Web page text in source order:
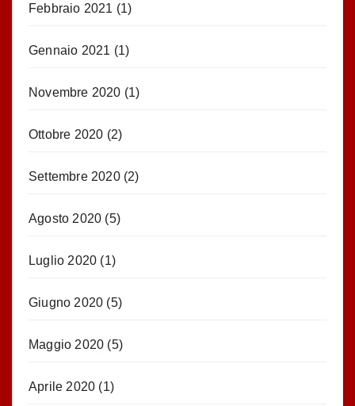
Febbraio 2021 (1)
Gennaio 2021 (1)
Novembre 2020 (1)
Ottobre 2020 (2)
Settembre 2020(2)
Agosto 2020 (5)
Luglio 2020 (1)
Giugno 2020 (5)
Maggio 2020 (5)
Aprile 2020 (1)